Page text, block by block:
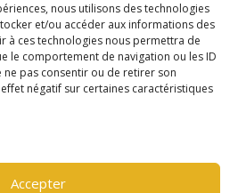
nous utilisons des technologies
et/ou accéder aux informations des
à ces technologies nous permettra de
le comportement de navigation ou les ID
ne pas consentir ou de retirer son
négatif sur certaines caractéristiques
Accepter